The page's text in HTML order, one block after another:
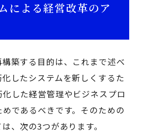
による経営改革のア
築する目的は、これまで述べ
したシステムを新しくするた
した経営管理やビジネスプロ
であるべきです。そのための
、次の3つがあります。